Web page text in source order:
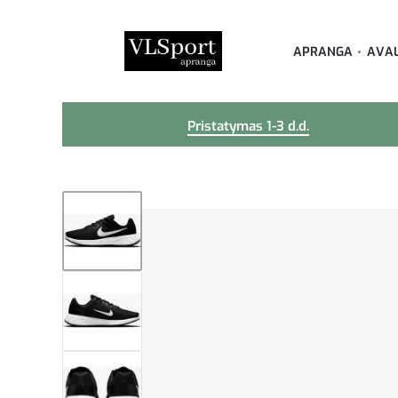
APRANGA
Pristatymas 1-3 d.d.